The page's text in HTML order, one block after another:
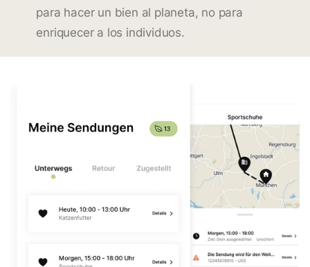
para hacer un bien al planeta, no para
enriquecer a los individuos.